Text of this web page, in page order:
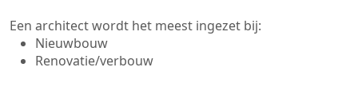
Een architect wordt het meest ingezet bij:
Nieuwbouw
Renovatie/verbouw